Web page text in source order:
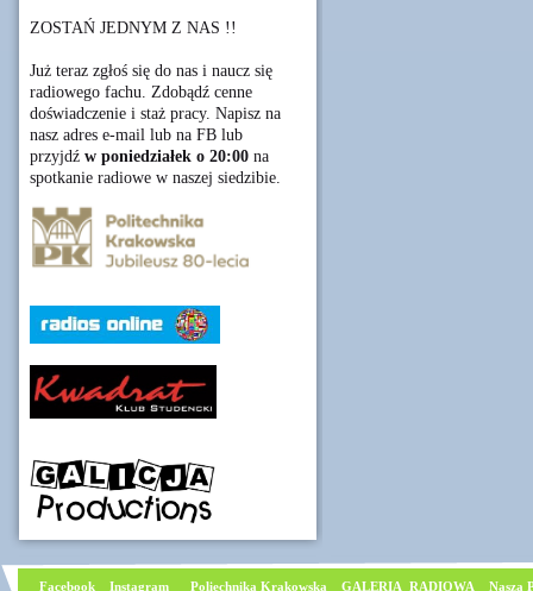
ZOSTAŃ JEDNYM Z NAS !!
Już teraz zgłoś się do nas i naucz się
radiowego fachu. Zdobądź cenne
doświadczenie i staż pracy. Napisz na
nasz adres e-mail lub na FB lub
przyjdź w poniedziałek o 20:00 na
spotkanie radiowe w naszej siedzibie.
Facebook Instagram Poliechnika Krakowska GALERIA RADIOWA Nasza